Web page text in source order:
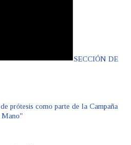
SECCIÓN DE
prótesis como parte de la Campaña
Mano"